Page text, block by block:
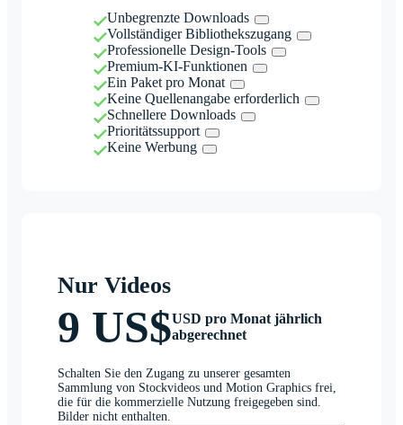
Unbegrenzte Downloads
Vollständiger Bibliothekszugang
Professionelle Design-Tools
Premium-KI-Funktionen
Ein Paket pro Monat
Keine Quellenangabe erforderlich
Schnellere Downloads
Prioritätssupport
Keine Werbung
Nur Videos
9 US$USD pro Monat jährlich
abgerechnet
Schalten Sie den Zugang zu unserer gesamten
Sammlung von Stockvideos und Motion Graphics frei,
die für die kommerzielle Nutzung freigegeben sind.
Bilder nicht enthalten.